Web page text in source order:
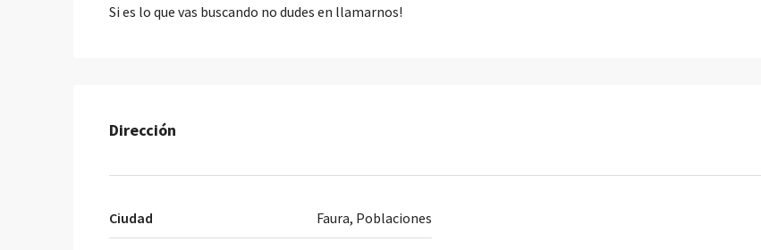
Si es lo que vas buscando no dudes en llamarnos!
Dirección
Ciudad Faura, Poblaciones